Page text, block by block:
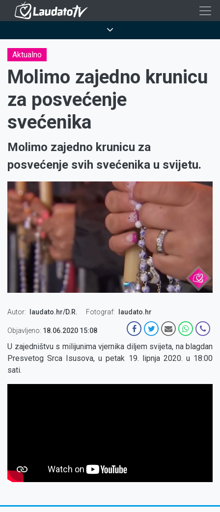
Skoči
sadržaj
Aktualno
Molimo zajedno krunicu
za posvećenje
svećenika
Molimo zajedno krunicu za
posvećenje svih svećenika u svijetu.
Autor laudato.hr/D.R. Fotograf laudato.hr
Objavljeno: 18.06.2020 15:08
U zajedništvu s milijunima vjernika diljem svijeta, na blagdan
Presvetog Srca Isusova, u petak 19. lipnja 2020. u 18:00
sati.